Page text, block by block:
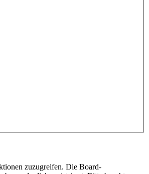
zuzugreifen. Die Board-